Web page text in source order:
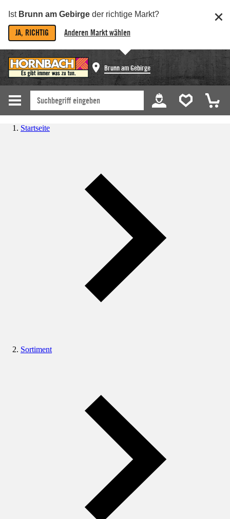
Ist Brunn am Gebirge der richtige Markt?
JA, RICHTIG Anderen Markt wählen
Brunn am Gebirge
Startseite
Sortiment